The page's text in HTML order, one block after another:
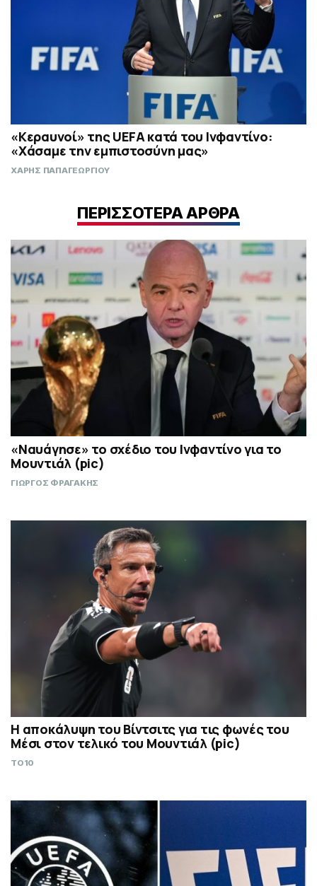
«Κεραυνοί» της UEFA κατά του Ινφαντίνο:
«Χάσαμε την εμπιστοσύνη μας»
ΧΑΡΗΣ ΠΑΠΑΓΕΩΡΓΙΟΥ
ΠΕΡΙΣΣΟΤΕΡΑ ΑΡΘΡΑ
«Ναυάγησε» το σχέδιο του Ινφαντίνο για το
Μουντιάλ (pic)
ΓΙΩΡΓΟΣ ΦΡΑΓΑΚΗΣ
Η αποκάλυψη του Βίντσιτς για τις φωνές του
Μέσι στον τελικό του Μουντιάλ (pic)
TO10